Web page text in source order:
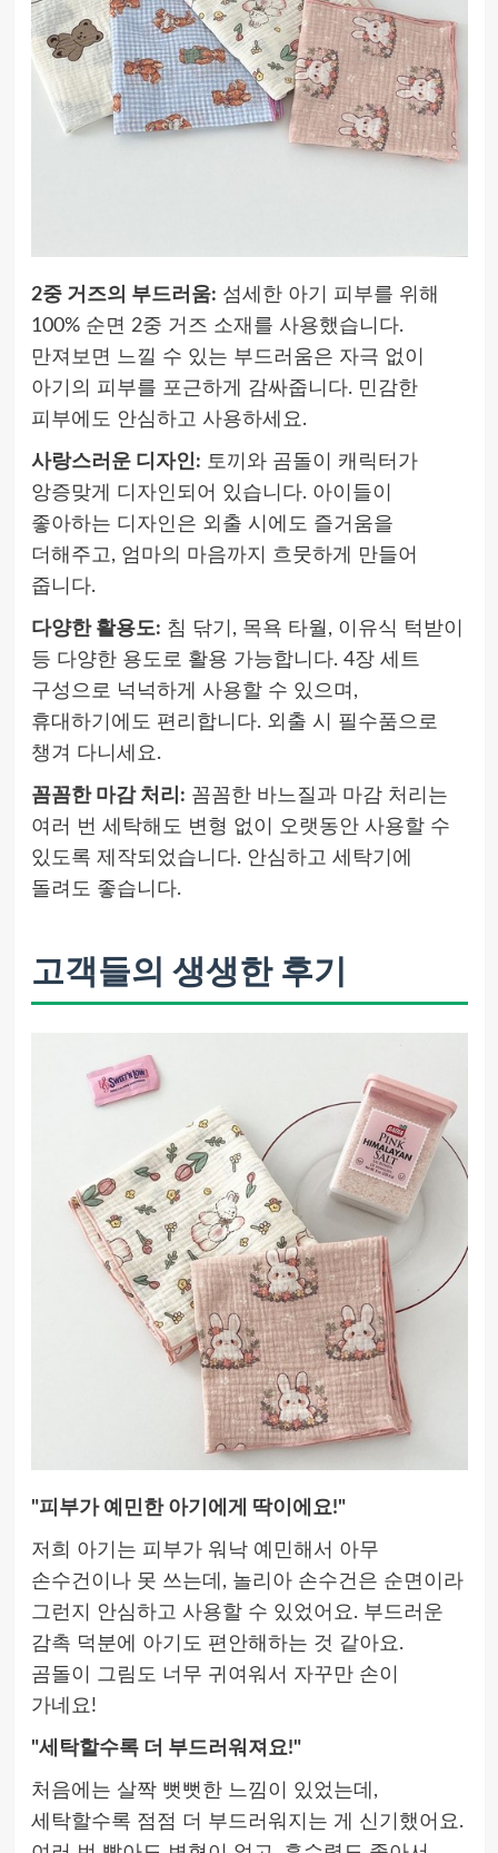
2중 거즈의 부드러움: 섬세한 아기 피부를 위해
100% 순면 2중 거즈 소재를 사용했습니다.
만져보면 느낄 수 있는 부드러움은 자극 없이
아기의 피부를 포근하게 감싸줍니다. 민감한
피부에도 안심하고 사용하세요.
사랑스러운 디자인: 토끼와 곰돌이 캐릭터가
앙증맞게 디자인되어 있습니다. 아이들이
좋아하는 디자인은 외출 시에도 즐거움을
더해주고, 엄마의 마음까지 흐뭇하게 만들어
줍니다.
다양한 활용도: 침 닦기, 목욕 타월, 이유식 턱받이
등 다양한 용도로 활용 가능합니다. 4장 세트
구성으로 넉넉하게 사용할 수 있으며,
휴대하기에도 편리합니다. 외출 시 필수품으로
챙겨 다니세요.
꼼꼼한 마감 처리: 꼼꼼한 바느질과 마감 처리는
여러 번 세탁해도 변형 없이 오랫동안 사용할 수
있도록 제작되었습니다. 안심하고 세탁기에
돌려도 좋습니다.
고객들의 생생한 후기
"피부가 예민한 아기에게 딱이에요!"
저희 아기는 피부가 워낙 예민해서 아무
손수건이나 못 쓰는데, 놀리아 손수건은 순면이라
그런지 안심하고 사용할 수 있었어요. 부드러운
감촉 덕분에 아기도 편안해하는 것 같아요.
곰돌이 그림도 너무 귀여워서 자꾸만 손이
가네요!
"세탁할수록 더 부드러워져요!"
처음에는 살짝 뻣뻣한 느낌이 있었는데,
세탁할수록 점점 더 부드러워지는 게 신기했어요.